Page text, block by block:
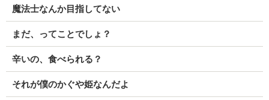
魔法士なんか目指してない
まだ、ってことでしょ？
辛いの、食べられる？
それが僕のかぐや姫なんだよ